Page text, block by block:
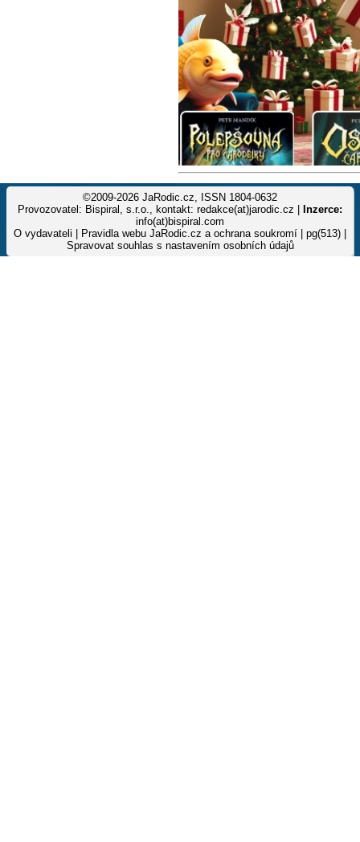
©2009-2026 JaRodic.cz, ISSN 1804-0632
Provozovatel: Bispiral, s.r.o., kontakt: redakce(at)jarodic.cz |
Inzerce:
info(at)bispiral.com
O vydavateli
Pravidla webu JaRodic.cz a ochrana soukromí | pg(513) |
Spravovat souhlas s nastavením osobních údajů